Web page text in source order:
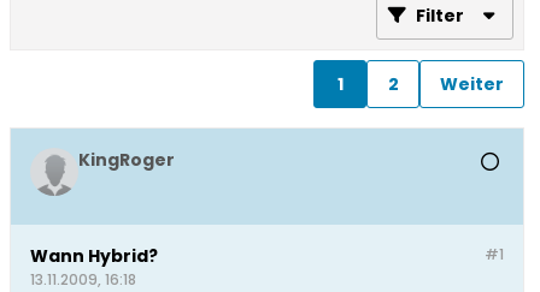
Filter
1 2 Weiter
KingRoger
#1
Wann Hybrid?
13.11.2009, 16:18